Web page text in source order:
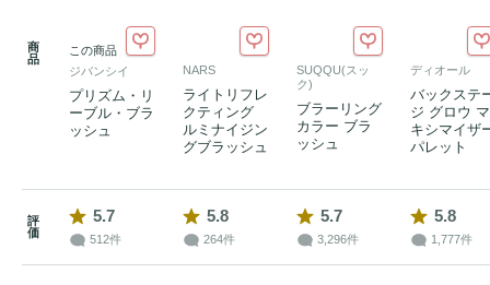
商
品
この商品
ジバンシイ
プリズム・リ
ーブル・ブラ
ッシュ
NARS
ライトリフレ
クティング
ルミナイジン
グブラッシュ
SUQQU(スッ
ク)
ブラーリング
カラー ブラ
ッシュ
ディオール
バックステ
ジ グロウ マ
キシマイザ
パレット
評
価
5.7
512件
5.8
264件
5.7
3,296件
5.8
1,777件